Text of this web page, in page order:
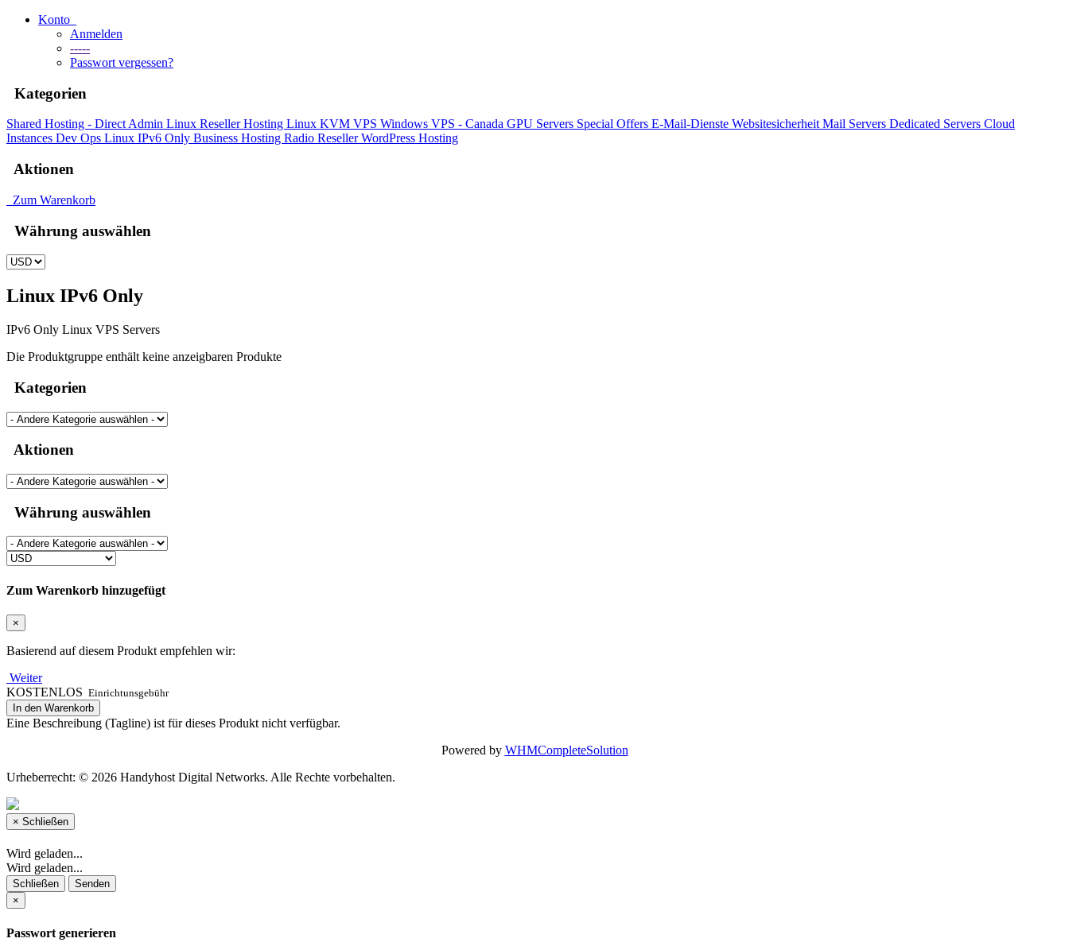
Konto
Anmelden
-----
Passwort vergessen?
Kategorien
Shared Hosting - Direct Admin Linux Reseller Hosting Linux KVM VPS Windows VPS - Canada GPU Servers Special Offers E-Mail-Dienste WebsitesicherheitMail Servers Dedicated Servers Cloud
Instances Dev Ops Linux IPv6 Only Business Hosting Radio ResellerWordPress Hosting
Aktionen
Zum Warenkorb
Währung auswählen
Linux IPv6 Only
IPv6 Only Linux VPS Servers
Die Produktgruppe enthält keine anzeigbaren Produkte
Kategorien
Aktionen
Währung auswählen
Zum Warenkorb hinzugefügt
×
Basierend auf diesem Produkt empfehlen wir:
Weiter
KOSTENLOS Einrichtunsgebühr
In den Warenkorb
Eine Beschreibung (Tagline) ist für dieses Produkt nicht verfügbar.
Powered by WHMCompleteSolution
Urheberrecht: © 2026 Handyhost Digital Networks. Alle Rechte vorbehalten.
× Schließen
Wird geladen...
Wird geladen...
Schließen
Senden
×
Passwort generieren